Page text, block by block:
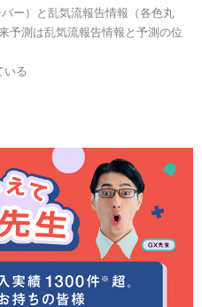
ー）と乱気流報告情報（各色丸
予測は乱気流報告情報と予測の位
いる